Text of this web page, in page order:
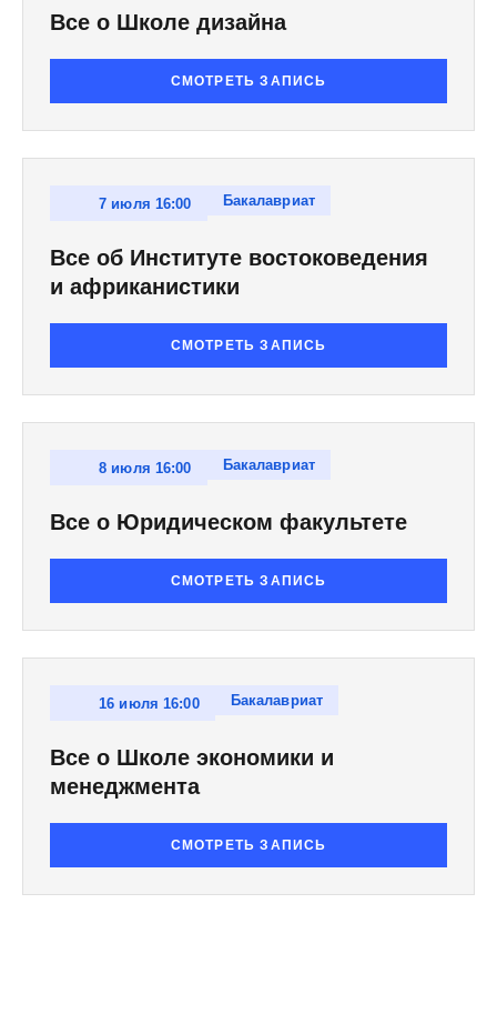
Все о Школе дизайна
СМОТРЕТЬ ЗАПИСЬ
7 июля 16:00 Бакалавриат
Все об Институте востоковедения
и африканистики
СМОТРЕТЬ ЗАПИСЬ
8 июля 16:00 Бакалавриат
Все о Юридическом факультете
СМОТРЕТЬ ЗАПИСЬ
16 июля 16:00 Бакалавриат
Все о Школе экономики и
менеджмента
СМОТРЕТЬ ЗАПИСЬ